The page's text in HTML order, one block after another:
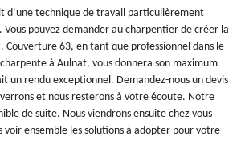
d’une technique de travail particulièrement
pouvez demander au charpentier de créer la
Couverture 63, en tant que professionnel dans le
à Aulnat, vous donnera son maximum
un rendu exceptionnel. Demandez-nous un devis
et nous resterons à votre écoute. Notre
de suite. Nous viendrons ensuite chez vous
voir ensemble les solutions à adopter pour votre